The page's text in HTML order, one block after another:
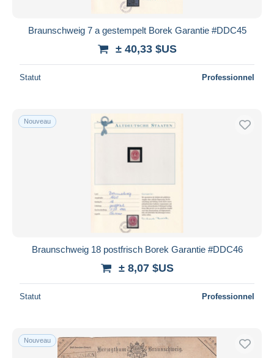
Braunschweig 7 a gestempelt Borek Garantie #DDC45
± 40,33 $US
Statut Professionnel
Nouveau
Braunschweig 18 postfrisch Borek Garantie #DDC46
± 8,07 $US
Statut Professionnel
Nouveau